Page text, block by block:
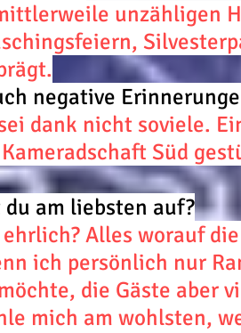
unzähligen
negative
dank nicht soviele.
Süd
du am liebsten auf?
Alles worauf
ich persönlich nur
die Gäste aber
mich am wohlsten,